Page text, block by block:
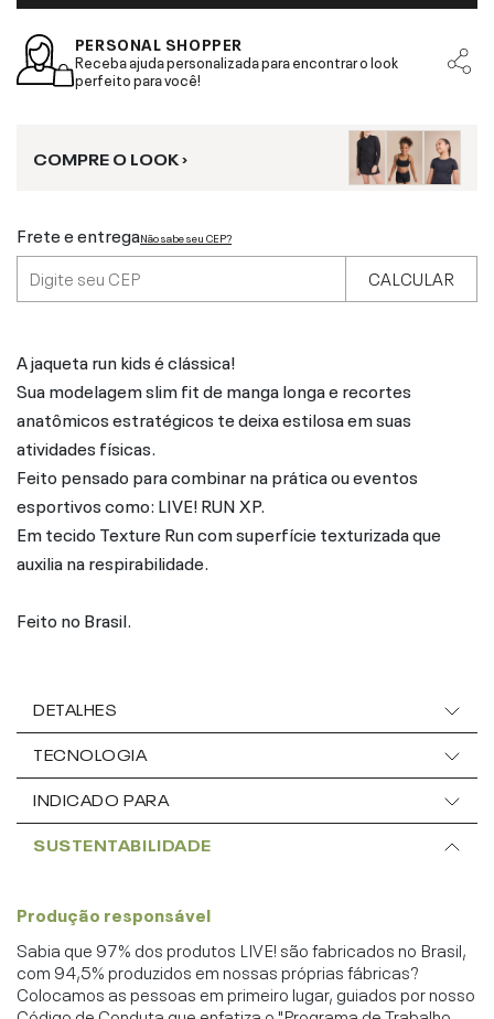
PERSONAL SHOPPER
Receba ajuda personalizada para encontrar o look
perfeito para você!
COMPRE O LOOK ›
Frete e entregaNão sabe seu CEP?
CALCULAR
A jaqueta run kids é clássica!
Sua modelagem slim fit de manga longa e recortes
anatômicos estratégicos te deixa estilosa em suas
atividades físicas.
Feito pensado para combinar na prática ou eventos
esportivos como: LIVE! RUN XP.
Em tecido Texture Run com superfície texturizada que
auxilia na respirabilidade.
Feito no Brasil.
DETALHES
TECNOLOGIA
INDICADO PARA
SUSTENTABILIDADE
Produção responsável
Sabia que 97% dos produtos LIVE! são fabricados no Brasil,
com 94,5% produzidos em nossas próprias fábricas?
Colocamos as pessoas em primeiro lugar, guiados por nosso